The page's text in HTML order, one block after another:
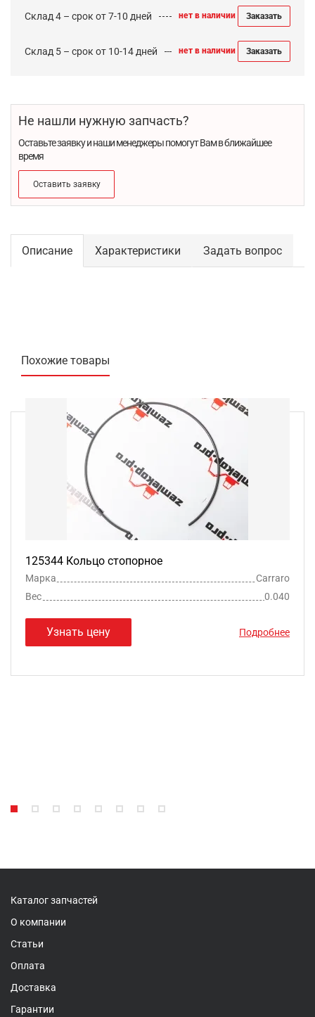
Склад 4 – срок от 7-10 дней нет в наличии Заказать
Склад 5 – срок от 10-14 дней нет в наличии Заказать
Не нашли нужную запчасть?
Оставьте заявку и наши менеджеры помогут Вам в ближайшее
время
Оставить заявку
Описание Характеристики Задать вопрос
Похожие товары
125344 Кольцо стопорное
Марка
Carraro
Вес
0.040
Узнать цену Подробнее
Каталог запчастей
О компании
Статьи
Оплата
Доставка
Гарантии